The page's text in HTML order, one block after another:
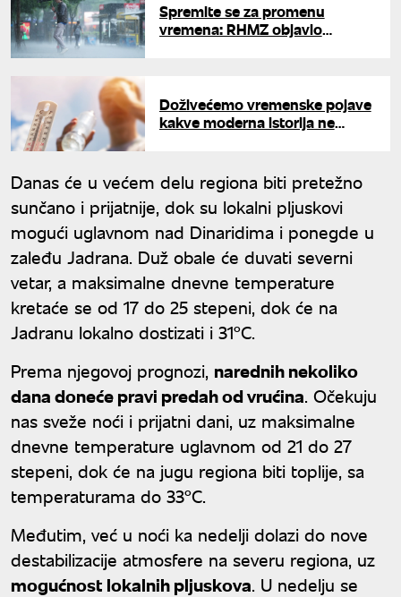
Spremite se za promenu
vremena: RHMZ objavio
Doživećemo vremenske pojave
kakve moderna istorija ne
Danas će u većem delu regiona biti pretežno
sunčano i prijatnije, dok su lokalni pljuskovi
mogući uglavnom nad Dinaridima i ponegde u
zaleđu Jadrana. Duž obale će duvati severni
vetar, a maksimalne dnevne temperature
kretaće se od 17 do 25 stepeni, dok će na
Jadranu lokalno dostizati i 31°C.
Prema njegovoj prognozi, narednih nekoliko
dana doneće pravi predah od vrućina. Očekuju
nas sveže noći i prijatni dani, uz maksimalne
dnevne temperature uglavnom od 21 do 27
stepeni, dok će na jugu regiona biti toplije, sa
temperaturama do 33°C.
Međutim, već u noći ka nedelji dolazi do nove
destabilizacije atmosfere na severu regiona, uz
mogućnost lokalnih pljuskova. U nedelju se